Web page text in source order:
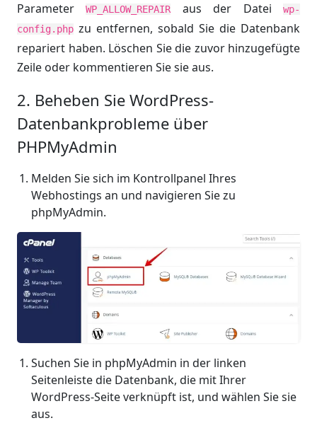
ParameterWP_ALLOW_REPAIRaus der Dateiwp-
config.php zu entfernen, sobald Sie die Datenbank
repariert haben. Löschen Sie die zuvor hinzugefügte
Zeile oder kommentieren Sie sie aus.
2. Beheben Sie WordPress-
Datenbankprobleme über
PHPMyAdmin
Melden Sie sich im Kontrollpanel Ihres
Webhostings an und navigieren Sie zu
phpMyAdmin.
Suchen Sie in phpMyAdmin in der linken
Seitenleiste die Datenbank, die mit Ihrer
WordPress-Seite verknüpft ist, und wählen Sie sie
aus.